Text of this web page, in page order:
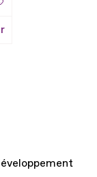
LinkedIn
par Email
le lien